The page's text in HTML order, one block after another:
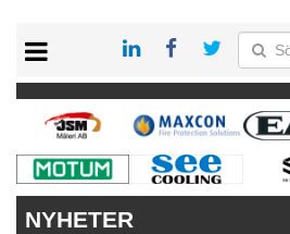
PRENUMERERA
VÅRA ANDRA MAGASIN
ANNONSERA
KONTAKT
NYHETER